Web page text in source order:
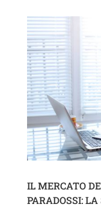
IL MERCATO
PARADOSSI: